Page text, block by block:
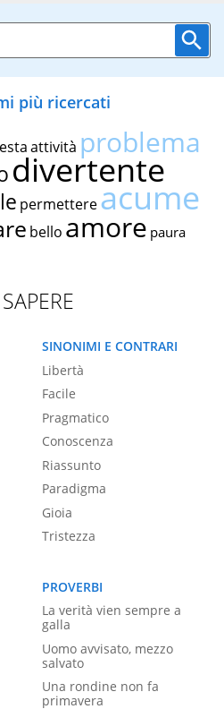
più ricercati
attività problema
divertente
permettereacume
bello amore paura
SAPERE
SINONIMI E CONTRARI
Libertà
Facile
Pragmatico
Conoscenza
Riassunto
Paradigma
Gioia
Tristezza
PROVERBI
La verità vien sempre a
galla
Uomo avvisato, mezzo
salvato
Una rondine non fa
primavera